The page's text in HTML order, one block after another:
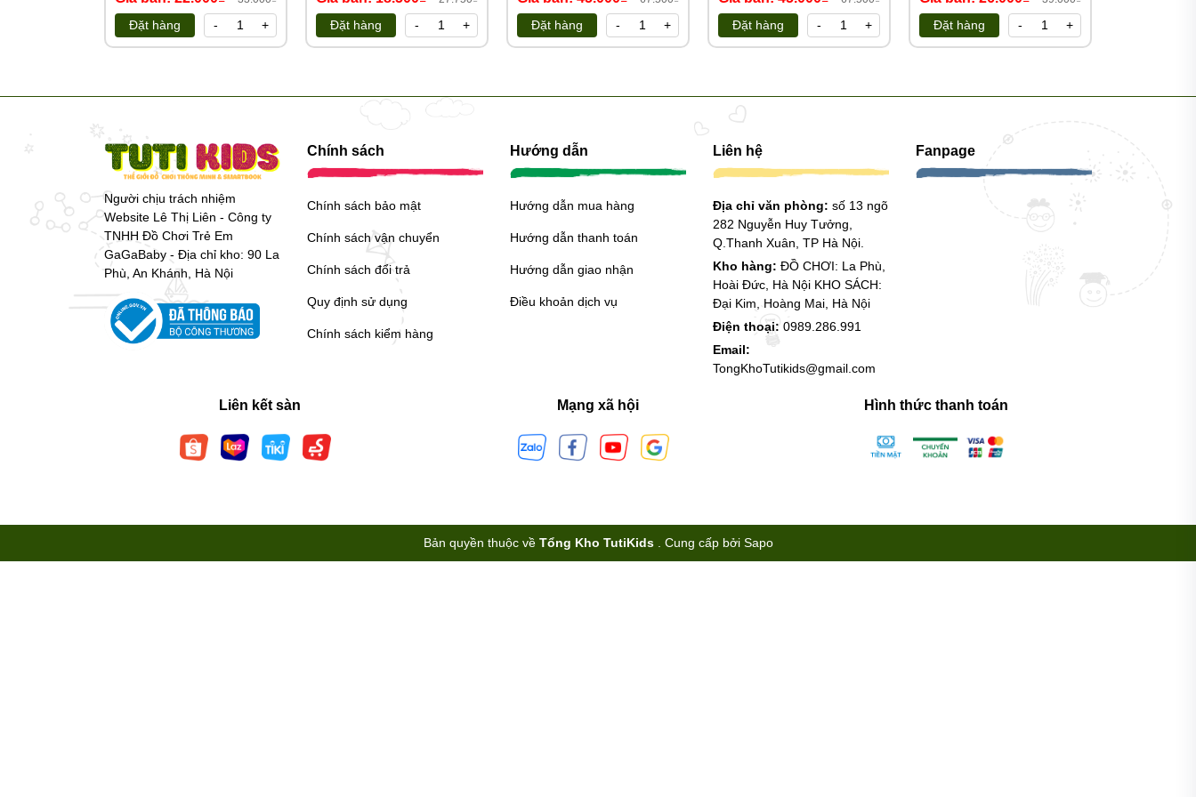
Liên hệ Hotline để giải đáp mọi thắc mắc về sản phẩm: 0989.286.991
https://tongkhotutikids.com/
Đặt hàng - + Đặt hàng - + Đặt hàng - + Đặt hàng - + Đặt hàng - +
Người chịu trách nhiệm
Website Lê Thị Liên - Công ty
TNHH Đồ Chơi Trẻ Em
GaGaBaby - Địa chỉ kho: 90 La
Phù, An Khánh, Hà Nội
Chính sách
Chính sách bảo mật
Chính sách vận chuyển
Chính sách đổi trả
Quy định sử dụng
Chính sách kiểm hàng
Hướng dẫn
Hướng dẫn mua hàng
Hướng dẫn thanh toán
Hướng dẫn giao nhận
Điều khoản dịch vụ
Liên hệ
Địa chỉ văn phòng: số 13 ngõ
282 Nguyễn Huy Tưởng,
Q.Thanh Xuân, TP Hà Nội.
Kho hàng: ĐỒ CHƠI: La Phù,
Hoài Đức, Hà Nội KHO SÁCH:
Đại Kim, Hoàng Mai, Hà Nội
Điện thoại: 0989.286.991
Email:
TongKhoTutikids@gmail.com
Fanpage
Liên kết sàn Mạng xã hội Hình thức thanh toán
Bản quyền thuộc về Tổng Kho TutiKids Cung cấp bởi Sapo